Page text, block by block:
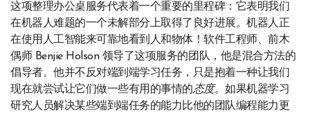
这项整理办公桌服务代表着一个重要的里程碑：它表明我们
在机器人难题的一个未解部分上取得了良好进展。机器人正
在使用人工智能来可靠地看到人和物体！软件工程师、前木
偶师 Benjie Holson 领导了这项服务的团队，他是混合方法的
倡导者。他并不反对端到端学习任务，只是抱着一种让我们
现在就尝试让它们做一些有用的事情的态度。如果机器学习
研究人员解决某些端到端任务的能力比他的团队编程能力更